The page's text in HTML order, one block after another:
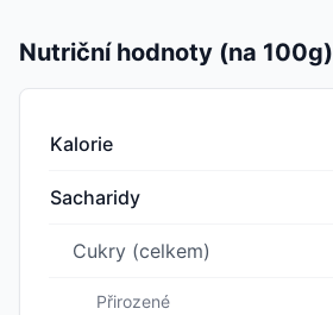
Nutriční hodnoty (na 100g)
Kalorie
Sacharidy
Cukry (celkem)
Přirozené